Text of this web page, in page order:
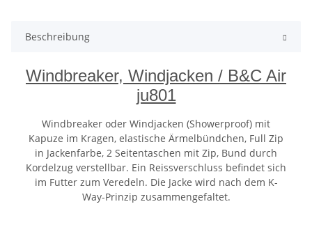
Beschreibung
Windbreaker, Windjacken / B&C Air
ju801
Windbreaker oder Windjacken (Showerproof) mit
Kapuze im Kragen, elastische Ärmelbündchen, Full Zip
in Jackenfarbe, 2 Seitentaschen mit Zip, Bund durch
Kordelzug verstellbar. Ein Reissverschluss befindet sich
im Futter zum Veredeln. Die Jacke wird nach dem K-
Way-Prinzip zusammengefaltet.